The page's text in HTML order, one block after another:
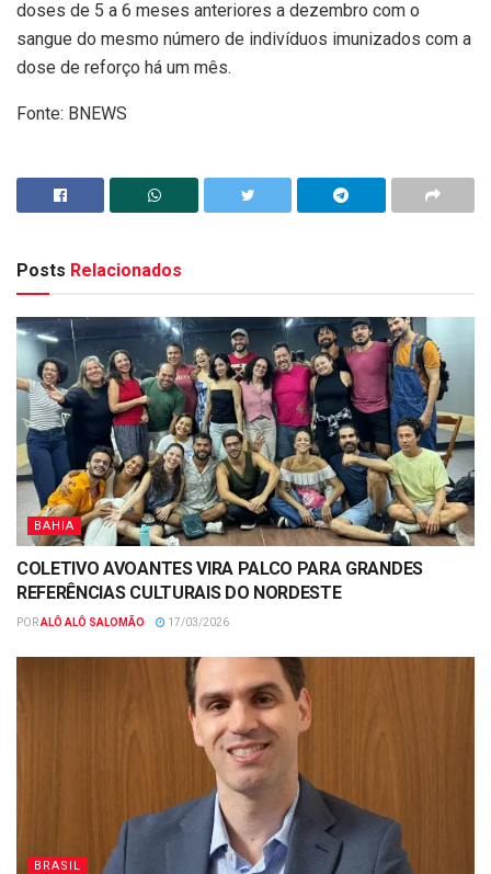
doses de 5 a 6 meses anteriores a dezembro com o
sangue do mesmo número de indivíduos imunizados com a
dose de reforço há um mês.
Fonte: BNEWS
Posts Relacionados
BAHIA
COLETIVO AVOANTES VIRA PALCO PARA GRANDES
REFERÊNCIAS CULTURAIS DO NORDESTE
PORALÔ ALÔ SALOMÃO 17/03/2026
BRASIL